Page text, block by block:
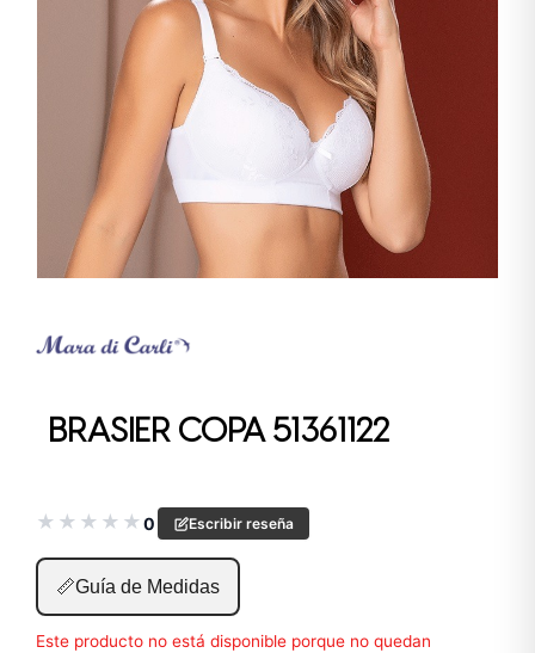
BRASIER COPA 51361122
★ ★ ★ ★ ★0 Escribir reseña
📏Guía de Medidas
Este producto no está disponible porque no quedan